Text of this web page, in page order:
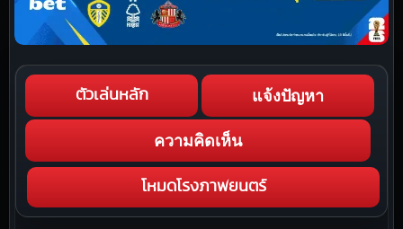
ตัวเล่นหลัก แจ้งปัญหา
ความคิดเห็น
โหมดโรงภาพยนตร์